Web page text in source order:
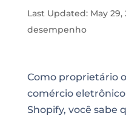
Last Updated: May 29,
desempenho
Como proprietário
comércio
Shopify, você sabe